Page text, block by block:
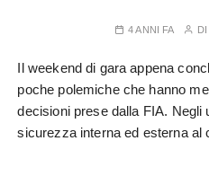
4 ANNI FA DI
Il weekend di gara appena
poche polemiche che hanno
decisioni prese dalla FIA. Negli
sicurezza interna ed esterna